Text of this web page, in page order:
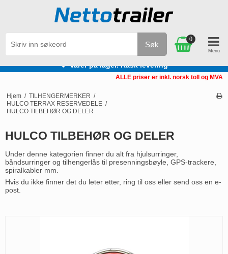
Varer på lager. Rask levering
Søk
0
ALLE priser er inkl. norsk toll og MVA
Hjem / TILHENGERMERKER /
HULCO TERRAX RESERVEDELE /
HULCO TILBEHØR OG DELER
HULCO TILBEHØR OG DELER
Under denne kategorien finner du alt fra hjulsurringer,
båndsurringer og tilhengerlås til presenningsbøyle, GPS-trackere,
spiralkabler mm.
Hvis du ikke finner det du leter etter, ring til oss eller send oss ​​en e-
post.